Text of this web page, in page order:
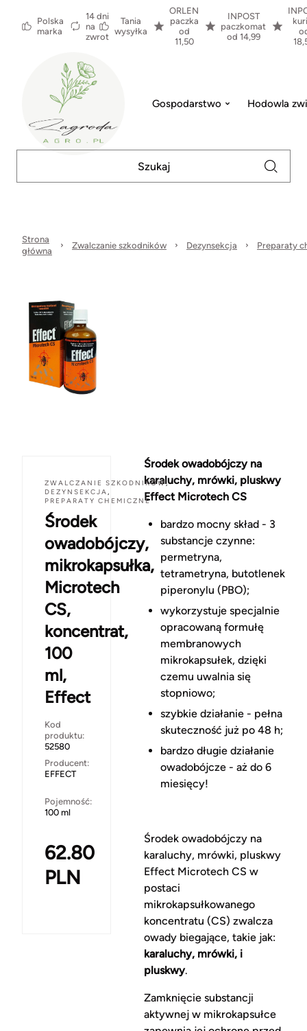
Polska
marka
14 dni
na
zwrot
Tania
wysyłka
ORLEN
paczka
od
11,50
INPOST
paczkomat
od 14,99
Gospodarstwo Hodowla
Strona
główna
Zwalczanie szkodników Dezynsekcja Preparaty
ZWALCZANIE SZKODNIKÓW,
DEZYNSEKCJA,
PREPARATY CHEMICZNE
Środek
owadobójczy,
mikrokapsułka,
Microtech
CS,
koncentrat,
100
ml,
Effect
Kod
produktu:
52580
Producent:
EFFECT
Pojemność:
100 ml
62.80
PLN
Środek owadobójczy na
karaluchy, mrówki, pluskwy
Effect Microtech CS
bardzo mocny skład - 3
substancje czynne:
permetryna,
tetrametryna, butotlenek
piperonylu (PBO);
wykorzystuje specjalnie
opracowaną formułę
membranowych
mikrokapsułek, dzięki
czemu uwalnia się
stopniowo;
szybkie działanie - pełna
skuteczność już po 48 h;
bardzo długie działanie
owadobójcze - aż do 6
miesięcy!
Środek owadobójczy na
karaluchy, mrówki, pluskwy
Effect Microtech CS w
postaci
mikrokapsułkowanego
koncentratu (CS) zwalcza
owady biegające, takie jak:
karaluchy, mrówki, i
pluskwy.
Zamknięcie substancji
aktywnej w mikrokapsułce